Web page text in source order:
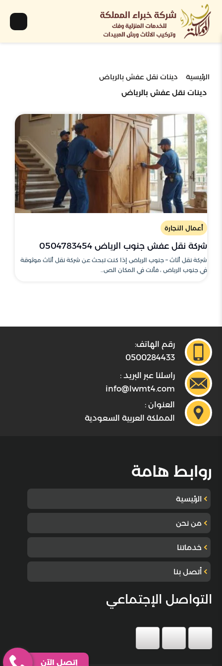
الرئيسية دينات نقل عفش بالرياض
دينات نقل عفش بالرياض
أعمال النجارة
شركة نقل عفش جنوب الرياض 0504783454
شركة نقل أثاث – جنوب الرياض إذا كنت تبحث عن شركة نقل أثاث موثوقة
في جنوب الرياض ، فأنت في المكان الص..
رقم الهاتف:
0500284433
راسلنا عبر البريد :
info@lwmt4.com
العنوان :
المملكة العربية السعودية
روابط هامة
الرئيسية
من نحن
خدماتنا
أتصل بنا
التواصل الإجتماعي
إتصل الآن